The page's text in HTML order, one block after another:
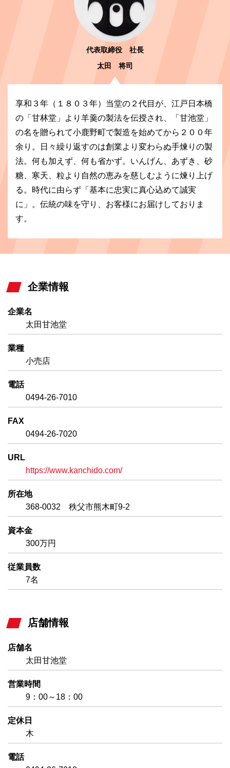
代表取締役 社長
太田 将司
享和３年（１８０３年）当堂の２代目が、江戸日本橋
の「甘林堂」より羊羹の製法を伝授され、「甘池堂」
の名を贈られて小鹿野町で製造を始めてから２００年
余り。日々繰り返すのは創業より変わらぬ手煉りの製
法。何も加えず、何も省かず。いんげん、あずき、砂
糖、寒天、粒より自然の恵みを慈しむように煉り上げ
る。時代に由らず「基本に忠実に真心込めて誠実
に」。伝統の味を守り、お客様にお届けしておりま
す。
企業情報
企業名
太田甘池堂
業種
小売店
電話
0494-26-7010
FAX
0494-26-7020
URL
https://www.kanchido.com/
所在地
368-0032 秩父市熊木町9-2
資本金
300万円
従業員数
7名
店舗情報
店舗名
太田甘池堂
営業時間
9：00～18：00
定休日
木
電話